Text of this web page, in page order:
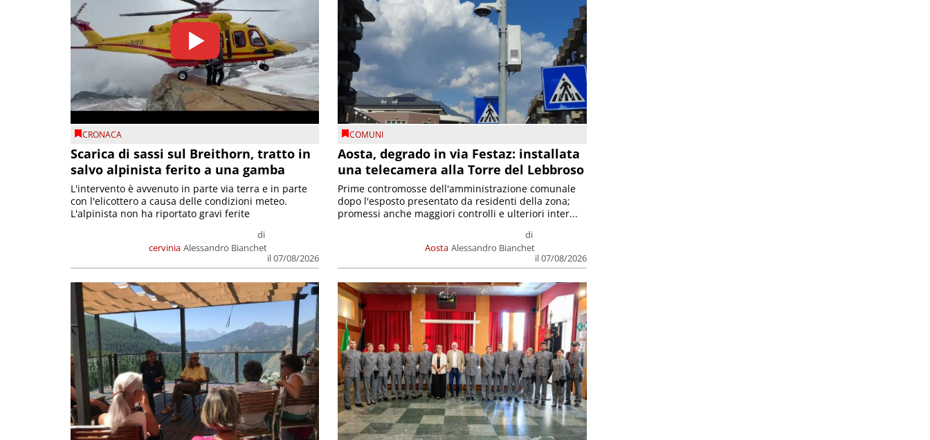
CRONACA
Scarica di sassi sul Breithorn, tratto in
salvo alpinista ferito a una gamba
cervinia
di
Alessandro Bianchet
il 07/08/2026
L'intervento è avvenuto in parte via terra e in parte
con l'elicottero a causa delle condizioni meteo.
L'alpinista non ha riportato gravi ferite
COMUNI
Aosta, degrado in via Festaz: installata
una telecamera alla Torre del Lebbroso
Aosta
di
Alessandro Bianchet
il 07/08/2026
Prime contromosse dell'amministrazione comunale
dopo l'esposto presentato da residenti della zona;
promessi anche maggiori controlli e ulteriori inter...